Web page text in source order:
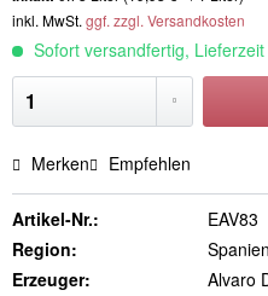
inkl. MwSt. ggf. zzgl. Versandkosten
Sofort versandfertig,
Merken Empfehlen
Artikel-Nr.:
EAV83
Region:
Erzeuger:
Alvaro